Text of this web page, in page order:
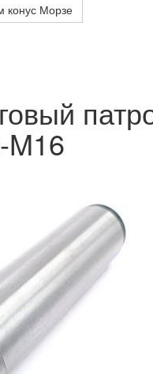
конус Морзе
M16